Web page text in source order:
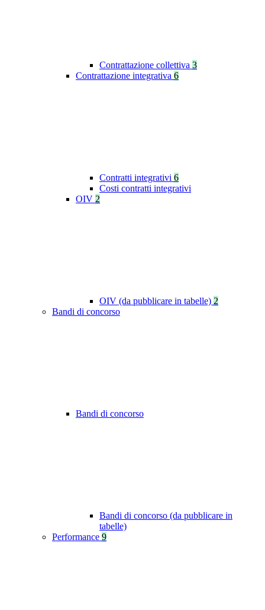
Contrattazione collettiva 3
Contrattazione integrativa 6
Contratti integrativi 6
Costi contratti integrativi
OIV 2
OIV (da pubblicare in tabelle) 2
Bandi di concorso
Bandi di concorso
Bandi di concorso (da pubblicare in
tabelle)
Performance 9